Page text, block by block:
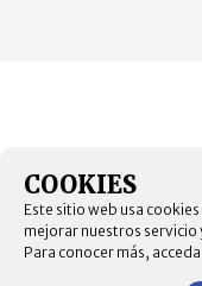
COOKIES
Este sitio web usa
mejorar nuestros
Para conocer más,